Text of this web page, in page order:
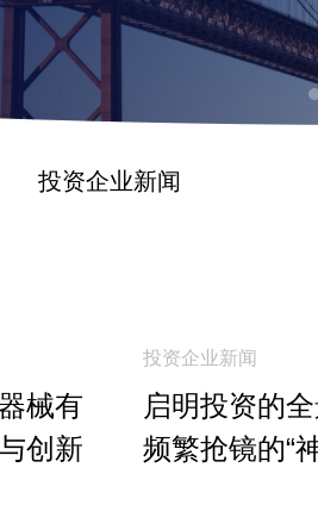
明创投陈侃：
明创投邝子平
资金
投资企业新闻
械有
创新
投资企业新闻
启明投资的
频繁抢镜的“